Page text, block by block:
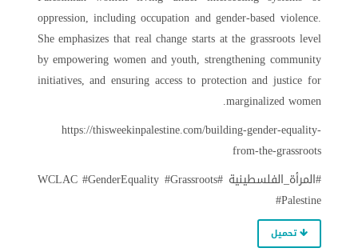
oppression, including occupation and gender-based violence.
She emphasizes that real change starts at the grassroots level
by empowering women and youth, strengthening community
initiatives, and ensuring access to protection and justice for
marginalized women.
https://thisweekinpalestine.com/building-gender-equality-
from-the-grassroots
#المرأة_الفلسطينية #WCLAC #GenderEquality #Grassroots
#Palestine
تحميل